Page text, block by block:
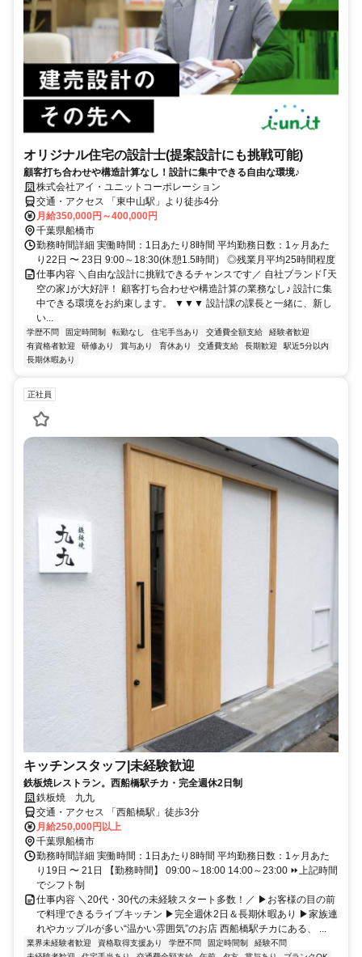
オリジナル住宅の設計士(提案設計にも挑戦可能)
顧客打ち合わせや構造計算なし！設計に集中できる自由な環境♪
株式会社アイ・ユニットコーポレーション
交通・アクセス 「東中山駅」より徒歩4分
月給350,000円～400,000円
千葉県船橋市
勤務時間詳細 実働時間：1日あたり8時間 平均勤務日数：1ヶ月あた
り22日 〜 23日 9:00～18:30(休憩1.5時間） ◎残業月平均25時間程度
仕事内容 ＼自由な設計に挑戦できるチャンスです／ 自社ブランド｢天
空の家｣が大好評！ 顧客打ち合わせや構造計算の業務なし♪ 設計に集
中できる環境をお約束します。 ▼▼▼ 設計課の課長と一緒に、新し
い...
学歴不問 固定時間制 転勤なし 住宅手当あり 交通費全額支給
経験者歓迎
有資格者歓迎
研修あり 賞与あり 育休あり 交通費支給 長期歓迎
駅近5分以内
長期休暇あり
正社員
キッチンスタッフ|未経験歓迎
鉄板焼レストラン。西船橋駅チカ・完全週休2日制
鉄板焼 九九
交通・アクセス 「西船橋駅」徒歩3分
月給250,000円以上
千葉県船橋市
勤務時間詳細 実働時間：1日あたり8時間 平均勤務日数：1ヶ月あた
り19日 〜 21日 【勤務時間】 09:00～18:00 14:00～23:00 ⏩上記時間
でシフト制
仕事内容 ＼20代・30代の未経験スタート多数！／ ▶お客様の目の前
で料理できるライブキッチン ▶完全週休2日＆長期休暇あり ▶家族連
れやカップルが多い“温かい雰囲気”のお店 西船橋駅チカにある、 ...
業界未経験者歓迎 資格取得支援あり 学歴不問 固定時間制
経験不問